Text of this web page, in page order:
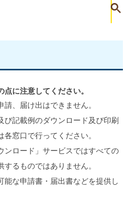
に注意してください。
、届け出はできません。
び記載例のダウンロード及び印刷
窓口で行ってください。
ンロード」サービスではすべての
るものではありません。
能な申請書・届出書などを提供し